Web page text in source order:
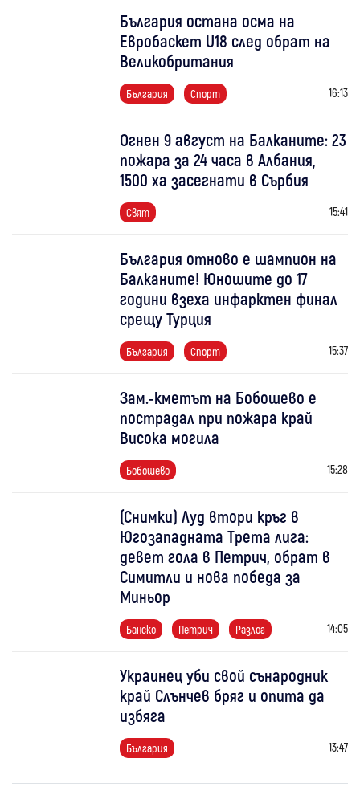
България остана осма на
Евробаскет U18 след обрат на
Великобритания
България Спорт 16:13
Огнен 9 август на Балканите: 23
пожара за 24 часа в Албания,
1500 ха засегнати в Сърбия
Свят 15:41
България отново е шампион на
Балканите! Юношите до 17
години взеха инфарктен финал
срещу Турция
България Спорт 15:37
Зам.-кметът на Бобошево е
пострадал при пожара край
Висока могила
Бобошево 15:28
(Снимки) Луд втори кръг в
Югозападната Трета лига:
девет гола в Петрич, обрат в
Симитли и нова победа за
Миньор
Банско Петрич Разлог 14:05
Украинец уби свой сънародник
край Слънчев бряг и опита да
избяга
България 13:47